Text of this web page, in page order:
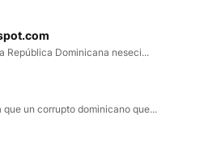
República Dominicana neseci...
un corrupto dominicano que...